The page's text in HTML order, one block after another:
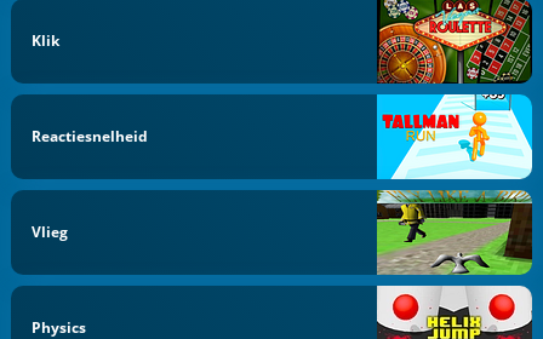
Klik
Reactiesnelheid
Vlieg
Physics